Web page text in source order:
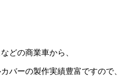
どの商業車から、
バーの製作実績豊富ですので、